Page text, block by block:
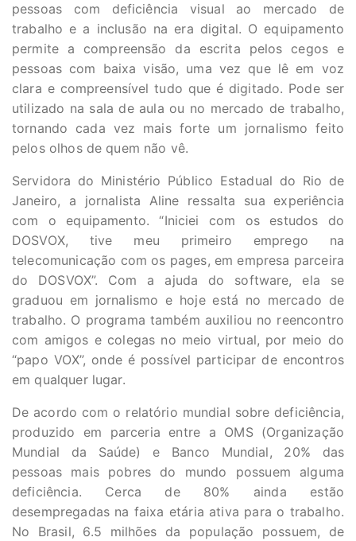
pessoas com deficiência visual ao mercado de
trabalho e a inclusão na era digital. O equipamento
permite a compreensão da escrita pelos cegos e
pessoas com baixa visão, uma vez que lê em voz
clara e compreensível tudo que é digitado. Pode ser
utilizado na sala de aula ou no mercado de trabalho,
tornando cada vez mais forte um jornalismo feito
pelos olhos de quem não vê.
Servidora do Ministério Público Estadual do Rio de
Janeiro, a jornalista Aline ressalta sua experiência
com o equipamento. “Iniciei com os estudos do
DOSVOX, tive meu primeiro emprego na
telecomunicação com os pages, em empresa parceira
do DOSVOX”. Com a ajuda do software, ela se
graduou em jornalismo e hoje está no mercado de
trabalho. O programa também auxiliou no reencontro
com amigos e colegas no meio virtual, por meio do
“papo VOX”, onde é possível participar de encontros
em qualquer lugar.
De acordo com o relatório mundial sobre deficiência,
produzido em parceria entre a OMS (Organização
Mundial da Saúde) e Banco Mundial, 20% das
pessoas mais pobres do mundo possuem alguma
deficiência. Cerca de 80% ainda estão
desempregadas na faixa etária ativa para o trabalho.
No Brasil, 6.5 milhões da população possuem, de